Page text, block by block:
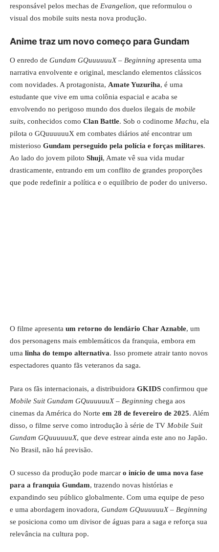
responsável pelos mechas de Evangelion, que reformulou o
visual dos mobile suits nesta nova produção.
Anime traz um novo começo para Gundam
O enredo de Gundam GQuuuuuuX – Beginning apresenta uma
narrativa envolvente e original, mesclando elementos clássicos
com novidades. A protagonista, Amate Yuzuriha, é uma
estudante que vive em uma colônia espacial e acaba se
envolvendo no perigoso mundo dos duelos ilegais de mobile
suits, conhecidos como Clan Battle. Sob o codinome Machu, ela
pilota o GQuuuuuuX em combates diários até encontrar um
misterioso Gundam perseguido pela polícia e forças militares.
Ao lado do jovem piloto Shuji, Amate vê sua vida mudar
drasticamente, entrando em um conflito de grandes proporções
que pode redefinir a política e o equilíbrio de poder do universo.
O filme apresenta um retorno do lendário Char Aznable, um
dos personagens mais emblemáticos da franquia, embora em
uma linha do tempo alternativa. Isso promete atrair tanto novos
espectadores quanto fãs veteranos da saga.
Para os fãs internacionais, a distribuidora GKIDS confirmou que
Mobile Suit Gundam GQuuuuuuX – Beginning chega aos
cinemas da América do Norte em 28 de fevereiro de 2025. Além
disso, o filme serve como introdução à série de TV Mobile Suit
Gundam GQuuuuuuX, que deve estrear ainda este ano no Japão.
No Brasil, não há previsão.
O sucesso da produção pode marcar o início de uma nova fase
para a franquia Gundam, trazendo novas histórias e
expandindo seu público globalmente. Com uma equipe de peso
e uma abordagem inovadora, Gundam GQuuuuuuX – Beginning
se posiciona como um divisor de águas para a saga e reforça sua
relevância na cultura pop.